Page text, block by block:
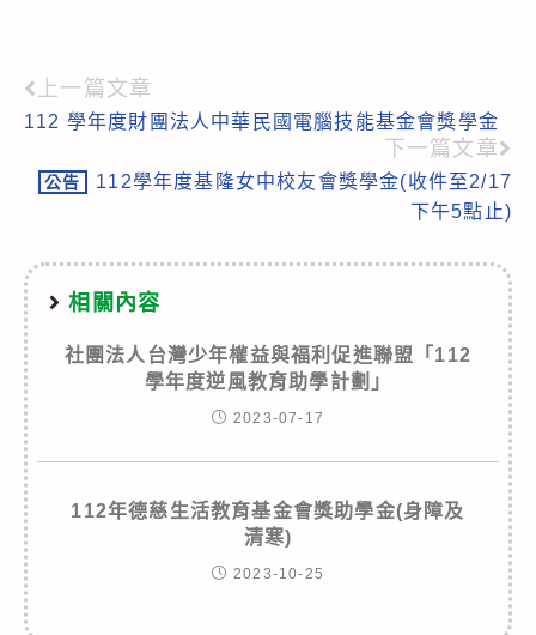
Read
more
articles
上一篇文章
112 學年度財團法人中華民國電腦技能基金會獎學金
下一篇文章
公告
112學年度基隆女中校友會獎學金(收件至2/17
下午5點止)
相關內容
社團法人台灣少年權益與福利促進聯盟「112
學年度逆風教育助學計劃」
2023-07-17
112年德慈生活教育基金會獎助學金(身障及
清寒)
2023-10-25